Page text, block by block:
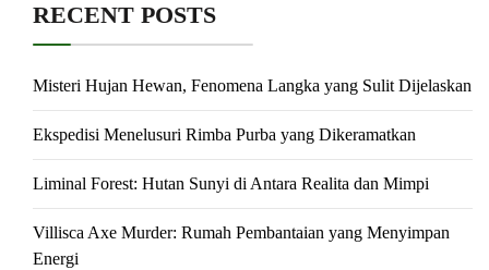
RECENT POSTS
Misteri Hujan Hewan, Fenomena Langka yang Sulit Dijelaskan
Ekspedisi Menelusuri Rimba Purba yang Dikeramatkan
Liminal Forest: Hutan Sunyi di Antara Realita dan Mimpi
Villisca Axe Murder: Rumah Pembantaian yang Menyimpan
Energi